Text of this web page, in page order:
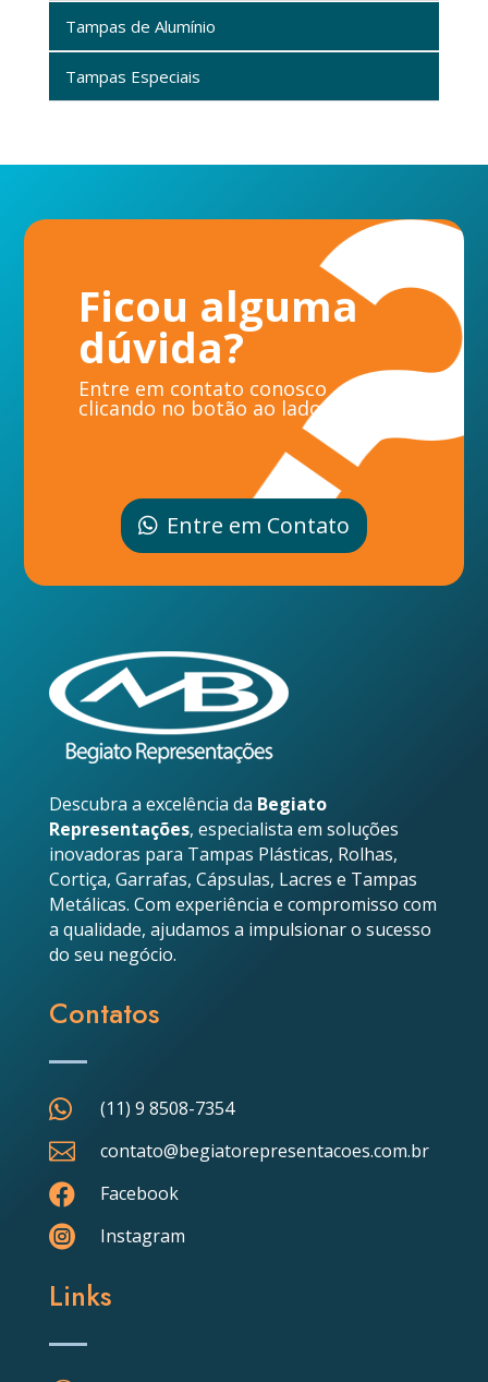
Tampas de Alumínio
Tampas Especiais
Ficou alguma
dúvida?
Entre em contato conosco
clicando no botão ao lado.
Entre em Contato
Descubra a excelência da Begiato
Representações, especialista em soluções
inovadoras para Tampas Plásticas, Rolhas,
Cortiça, Garrafas, Cápsulas, Lacres e Tampas
Metálicas. Com experiência e compromisso com
a qualidade, ajudamos a impulsionar o sucesso
do seu negócio.
Contatos
 (11) 9 8508-7354
 contato@begiatorepresentacoes.com.br
 Facebook
 Instagram
Links